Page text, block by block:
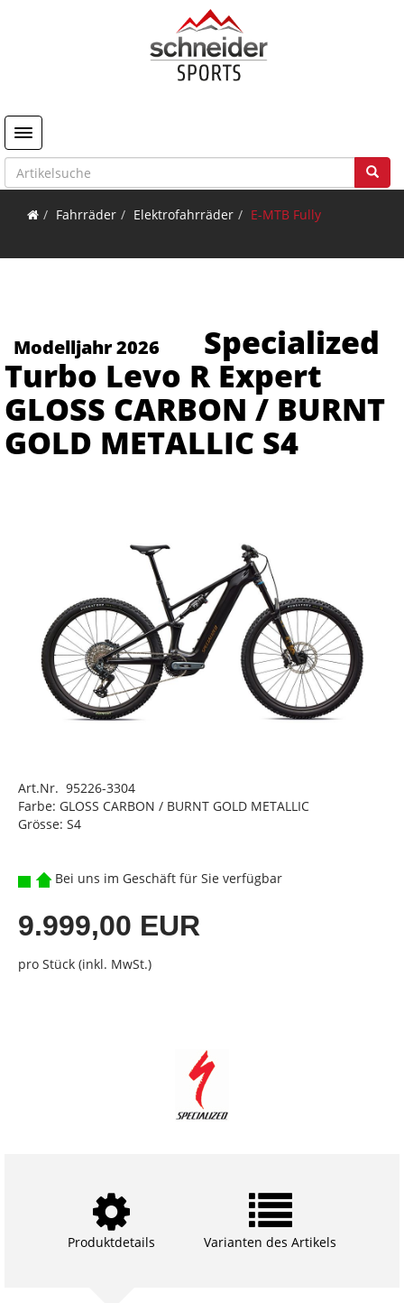
Toggle navigation
Fahrräder Elektrofahrräder E-MTB Fully
Modelljahr 2026
Specialized
Turbo Levo R Expert
GLOSS CARBON / BURNT
GOLD METALLIC S4
Art.Nr. 95226-3304
Farbe: GLOSS CARBON / BURNT GOLD METALLIC
Grösse: S4
Bei uns im Geschäft für Sie verfügbar
9.999,00 EUR
pro Stück (inkl. MwSt.)
Produktdetails Varianten des Artikels